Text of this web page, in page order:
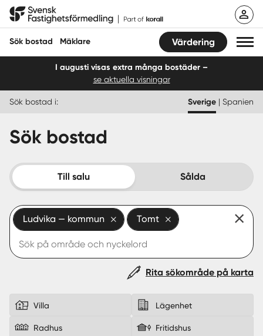
Hoppa
Svensk Fastighetsförmedling
Sök bostad Mäklare Värdering
Sälja
Köpa
Start
Logga in
I augusti visas extra många bostäder –
se aktuella visningar
Sök bostad i: Sverige | Spanien
Sök bostad
Till salu Sålda
Ludvika — kommun Tomt
Rita sökområde på karta
Villa Lägenhet
Radhus Fritidshus